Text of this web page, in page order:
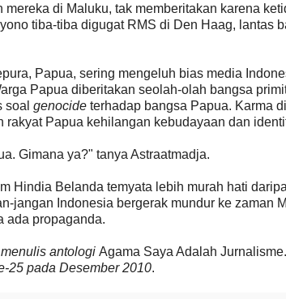
mereka di Maluku, tak memberitakan karena
tiba-tiba digugat RMS di Den Haag, lantas
Papua, sering mengeluh bias media
Papua diberitakan seolah-olah bangsa
soal genocide terhadap bangsa Papua. Karma
rakyat Papua kehilangan kebudayaan dan
Gimana ya?" tanya Astraatmadja.
Hindia Belanda temyata lebih murah hati
jangan Indonesia bergerak mundur ke zaman
ada propaganda.
antologi Agama Saya Adalah Jurnalisme.
25 pada Desember 2010.